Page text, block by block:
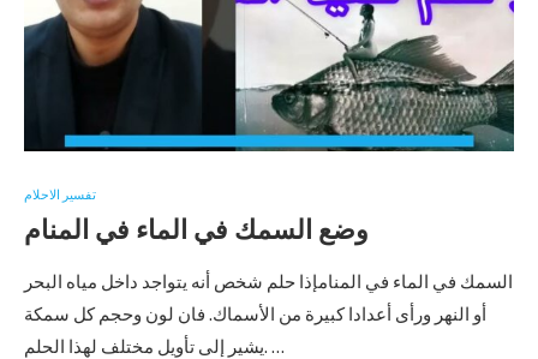
تفسير الاحلام
وضع السمك في الماء في المنام
السمك في الماء في المنامإذا حلم شخص أنه يتواجد داخل مياه البحر
أو النهر ورأى أعدادا كبيرة من الأسماك. فان لون وحجم كل سمكة
يشير إلى تأويل مختلف لهذا الحلم. …